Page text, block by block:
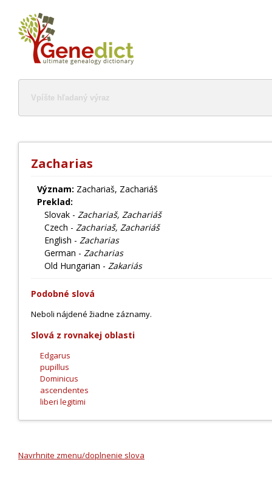
Zacharias
Význam: Zachariaš, Zachariáš
Preklad:
Slovak - Zachariaš, Zachariáš
Czech - Zachariaš, Zachariáš
English - Zacharias
German - Zacharias
Old Hungarian - Zakariás
Podobné slová
Neboli nájdené žiadne záznamy.
Slová z rovnakej oblasti
Edgarus
pupillus
Dominicus
ascendentes
liberi legitimi
Navrhnite zmenu/doplnenie slova